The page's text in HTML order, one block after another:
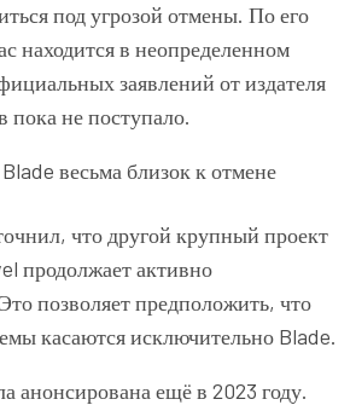
под угрозой отмены. По его
находится в неопределенном
заявлений от издателя
пока не поступало.
что другой крупный проект
продолжает активно
позволяет предположить, что
касаются исключительно Blade.
анонсирована ещё в 2023 году.